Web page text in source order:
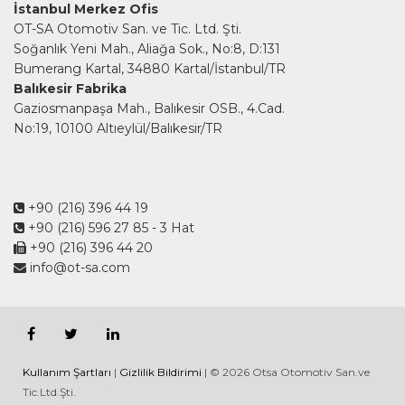
İstanbul Merkez Ofis
OT-SA Otomotiv San. ve Tic. Ltd. Şti.
Soğanlık Yeni Mah., Aliağa Sok., No:8, D:131
Bumerang Kartal, 34880 Kartal/İstanbul/TR
Balıkesir Fabrika
Gaziosmanpaşa Mah., Balıkesir OSB., 4.Cad.
No:19, 10100 Altıeylül/Balıkesir/TR
+90 (216) 396 44 19
+90 (216) 596 27 85 - 3 Hat
+90 (216) 396 44 20
info@ot-sa.com
Kullanım Şartları | Gizlilik Bildirimi | © 2026 Otsa Otomotiv San.ve
Tic.Ltd.Şti.